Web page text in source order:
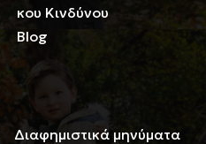
κου Κινδύνου
Blog
Περιορισμοί ευθύνης
Διαφημιστικά μηνύματα